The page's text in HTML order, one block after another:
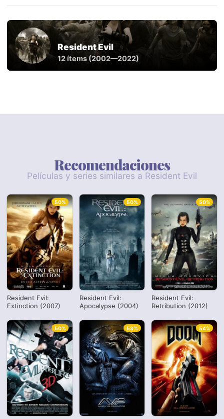
Resident Evil
12 ítems (2002—2022)
Recomendaciones
Películas y series similares a Resident Evil
Resident Evil:
Extinction (2007)
50%
Resident Evil:
Apocalypse (2004)
50%
Resident Evil:
Retribution (2012)
50%
50% 53% 54%